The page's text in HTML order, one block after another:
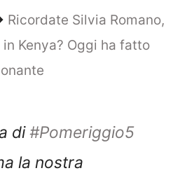
Ricordate Silvia Romano,
Kenya? Oggi ha fatto
di#Pomeriggio5
la nostra